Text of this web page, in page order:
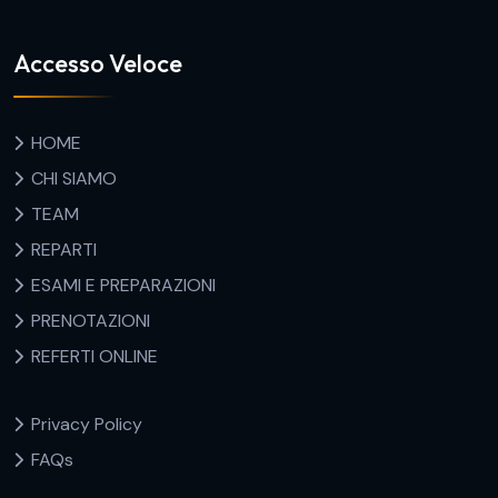
Accesso Veloce
HOME
CHI SIAMO
TEAM
REPARTI
ESAMI E PREPARAZIONI
PRENOTAZIONI
REFERTI ONLINE
Privacy Policy
FAQs